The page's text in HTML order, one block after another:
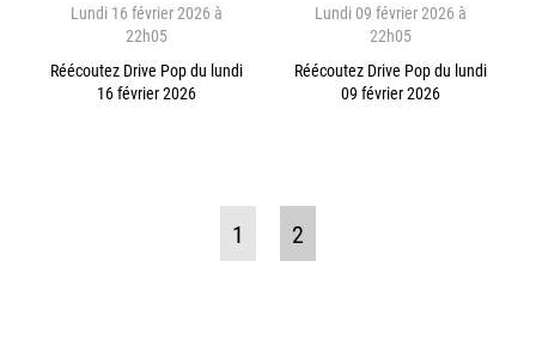
Lundi 16 février 2026 à
22h05
Réécoutez Drive Pop du lundi
16 février 2026
Lundi 09 février 2026 à
22h05
Réécoutez Drive Pop du lundi
09 février 2026
1 2